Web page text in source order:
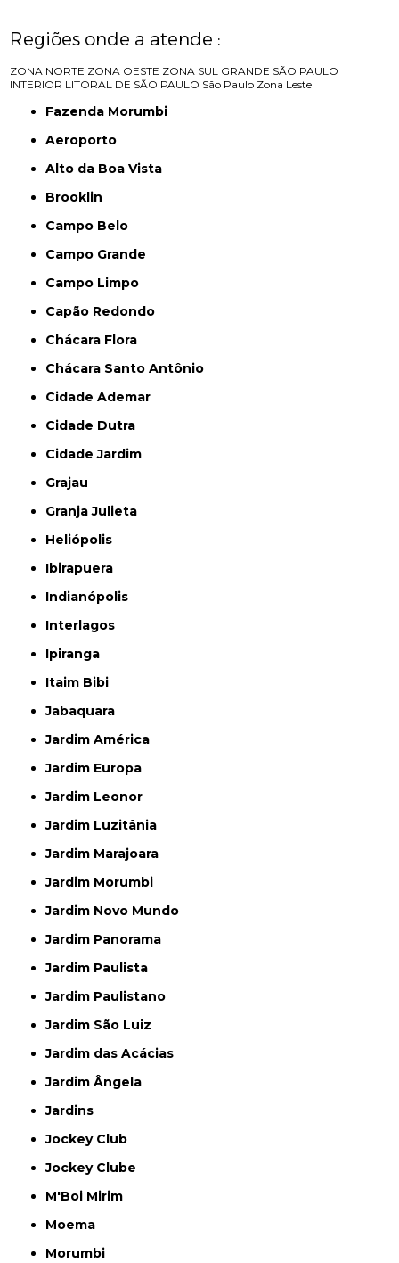
Regiões onde a atende :
ZONA NORTE ZONA OESTE ZONA SUL GRANDE SÃO PAULO
INTERIOR LITORAL DE SÃO PAULO São Paulo Zona Leste
Fazenda Morumbi
Aeroporto
Alto da Boa Vista
Brooklin
Campo Belo
Campo Grande
Campo Limpo
Capão Redondo
Chácara Flora
Chácara Santo Antônio
Cidade Ademar
Cidade Dutra
Cidade Jardim
Grajau
Granja Julieta
Heliópolis
Ibirapuera
Indianópolis
Interlagos
Ipiranga
Itaim Bibi
Jabaquara
Jardim América
Jardim Europa
Jardim Leonor
Jardim Luzitânia
Jardim Marajoara
Jardim Morumbi
Jardim Novo Mundo
Jardim Panorama
Jardim Paulista
Jardim Paulistano
Jardim São Luiz
Jardim das Acácias
Jardim Ângela
Jardins
Jockey Club
Jockey Clube
M'Boi Mirim
Moema
Morumbi